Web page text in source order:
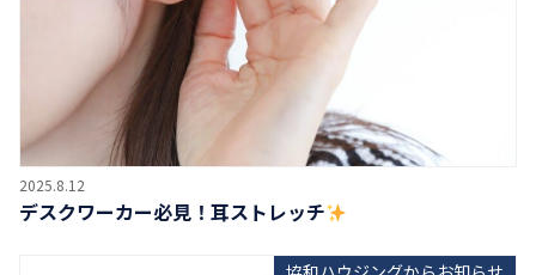
2025.8.12
デスクワーカー必見！耳ストレッチ